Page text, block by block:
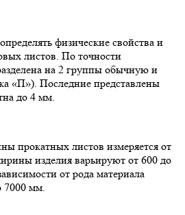
физические свойства и
листов. По точности
на 2 группы обычную и
«П»). Последние представлены
до 4 мм.
прокатных листов измеряется от
изделия варьируют от 600 до
от рода материала
7000 мм.